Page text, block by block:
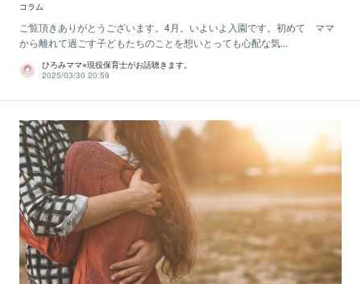
コラム
ご覧頂きありがとうございます。4月。いよいよ入園です。初めて ママ
から離れて過ごす子どもたちのことを想いとっても心配な気...
ひろみママ⭐︎現役保育士がお話聴きます。
2025/03/30 20:59